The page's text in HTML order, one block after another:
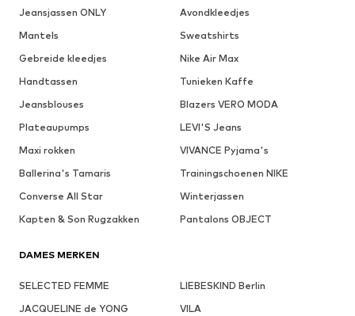
Jeansjassen ONLY
Avondkleedjes
Mantels
Sweatshirts
Gebreide kleedjes
Nike Air Max
Handtassen
Tunieken Kaffe
Jeansblouses
Blazers VERO MODA
Plateaupumps
LEVI'S Jeans
Maxi rokken
VIVANCE Pyjama's
Ballerina's Tamaris
Trainingschoenen NIKE
Converse All Star
Winterjassen
Kapten & Son Rugzakken
Pantalons OBJECT
DAMES MERKEN
SELECTED FEMME
LIEBESKIND Berlin
JACQUELINE de YONG
VILA